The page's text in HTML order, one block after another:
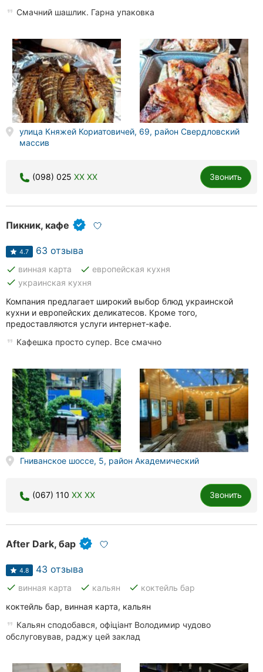
Смачний шашлик. Гарна упаковка
улица Княжей Кориатовичей, 69, район Свердловский
массив
(098) 025 XX XX Звонить
Пикник, кафе
4.7 63 отзыва
done винная карта done европейская кухня
done украинская кухня
Компания предлагает широкий выбор блюд украинской
кухни и европейских деликатесов. Кроме того,
предоставляются услуги интернет-кафе.
Кафешка просто супер. Все смачно
Гниванское шоссе, 5, район Академический
(067) 110 XX XX Звонить
After Dark, бар
4.8 43 отзыва
done винная карта done кальян done коктейль бар
коктейль бар, винная карта, кальян
Кальян сподобався, офіціант Володимир чудово
обслуговував, раджу цей заклад